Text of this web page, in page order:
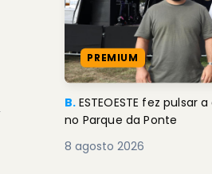
PREMIUM
B. ESTEOESTE fez
no Parque da Ponte
8 agosto 2026